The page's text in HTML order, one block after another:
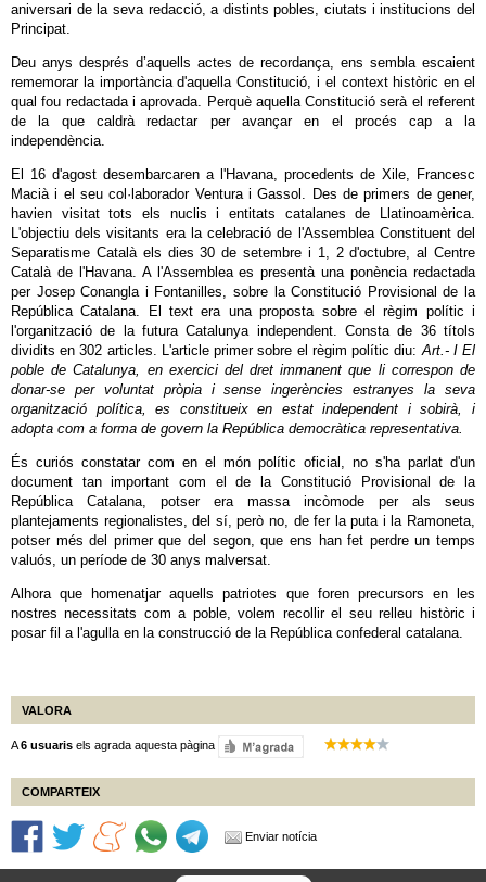
aniversari de la seva redacció, a distints pobles, ciutats i institucions del
Principat.
Deu anys després d’aquells actes de recordança, ens sembla escaient
rememorar la importància d'aquella Constitució, i el context històric en el
qual fou redactada i aprovada. Perquè aquella Constitució serà el referent
de la que caldrà redactar per avançar en el procés cap a la
independència.
El 16 d'agost desembarcaren a l'Havana, procedents de Xile, Francesc
Macià i el seu col·laborador Ventura i Gassol. Des de primers de gener,
havien visitat tots els nuclis i entitats catalanes de Llatinoamèrica.
L'objectiu dels visitants era la celebració de l'Assemblea Constituent del
Separatisme Català els dies 30 de setembre i 1, 2 d'octubre, al Centre
Català de l'Havana. A l'Assemblea es presentà una ponència redactada
per Josep Conangla i Fontanilles, sobre la Constitució Provisional de la
República Catalana. El text era una proposta sobre el règim polític i
l'organització de la futura Catalunya independent. Consta de 36 títols
dividits en 302 articles. L'article primer sobre el règim polític diu:Art.- I El
poble de Catalunya, en exercici del dret immanent que li correspon de
donar-se per voluntat pròpia i sense ingerències estranyes la seva
organització política, es constitueix en estat independent i sobirà, i
adopta com a forma de govern la República democràtica representativa.
És curiós constatar com en el món polític oficial, no s'ha parlat d'un
document tan important com el de la Constitució Provisional de la
República Catalana, potser era massa incòmode per als seus
plantejaments regionalistes, del sí, però no, de fer la puta i la Ramoneta,
potser més del primer que del segon, que ens han fet perdre un temps
valuós, un període de 30 anys malversat.
Alhora que homenatjar aquells patriotes que foren precursors en les
nostres necessitats com a poble, volem recollir el seu relleu històric i
posar fil a l'agulla en la construcció de la República confederal catalana.
VALORA
A6 usuaris els agrada aquesta pàgina
COMPARTEIX
Enviar notícia